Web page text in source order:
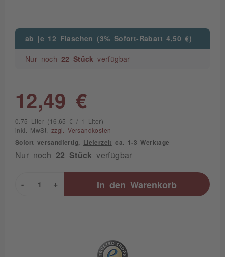
ab je 12 Flaschen (3% Sofort-Rabatt 4,50 €)
Nur noch 22 Stück verfügbar
12,49 €
0.75 Liter (16,65 € / 1 Liter)
inkl. MwSt. zzgl. Versandkosten
Sofort versandfertig, Lieferzeit ca. 1-3 Werktage
Nur noch 22 Stück verfügbar
+
- In den Warenkorb